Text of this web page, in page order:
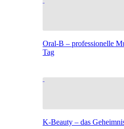
Oral-B – professionelle
Tag
K-Beauty – das